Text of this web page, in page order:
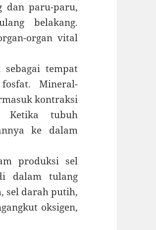
dan paru-paru,
belakang.
organ vital
tempat
Mineral-
kontraksi
Ketika tubuh
ke dalam
produksi sel
dalam tulang
sel darah putih,
oksigen,